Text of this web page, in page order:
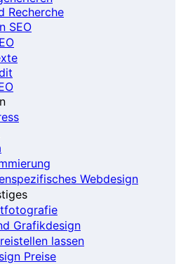
Recherche
SEO
Webdesign
Grafikdesign
lassen
Preise